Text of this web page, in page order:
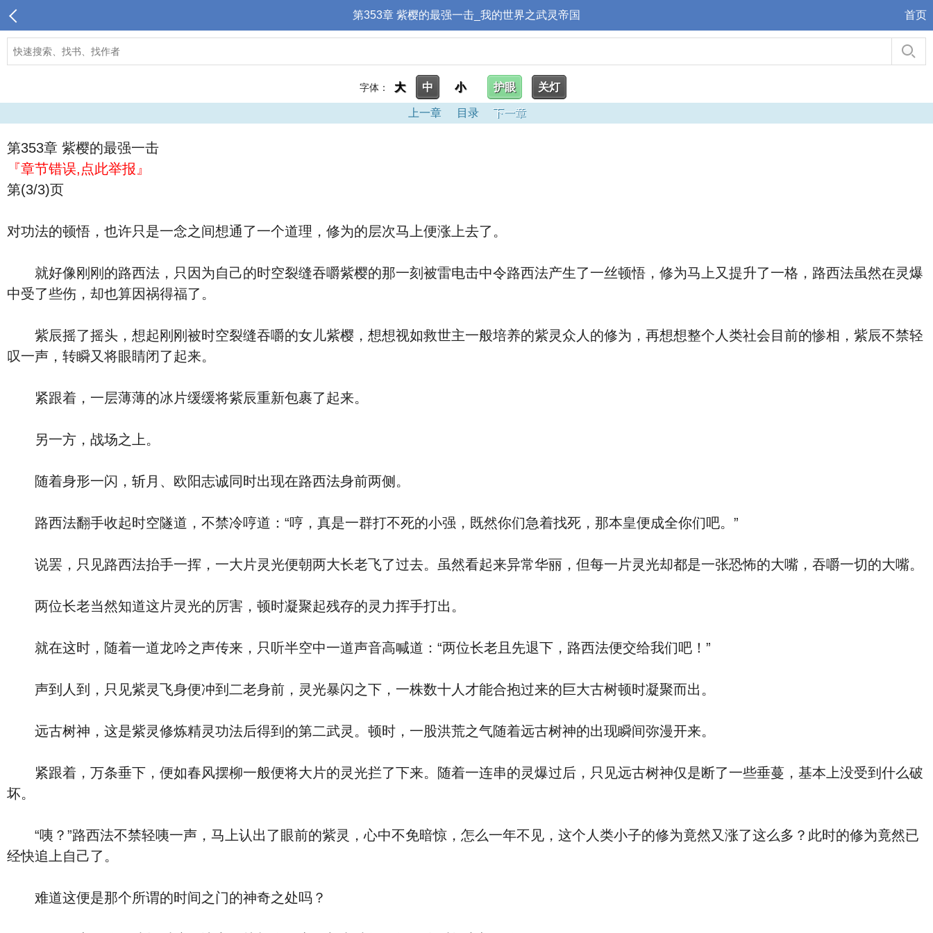
第353章 紫樱的最强一击_我的世界之武灵帝国 首页
字体： 大 中 小 护眼 关灯
上一章 目录 下一章
第353章 紫樱的最强一击
『章节错误,点此举报』
第(3/3)页
对功法的顿悟，也许只是一念之间想通了一个道理，修为的层次马上便涨上去了。
就好像刚刚的路西法，只因为自己的时空裂缝吞嚼紫樱的那一刻被雷电击中令路西法产生了一丝顿悟，修为马上又提升了一格，路西法虽然在灵爆
中受了些伤，却也算因祸得福了。
紫辰摇了摇头，想起刚刚被时空裂缝吞嚼的女儿紫樱，想想视如救世主一般培养的紫灵众人的修为，再想想整个人类社会目前的惨相，紫辰不禁轻
叹一声，转瞬又将眼睛闭了起来。
紧跟着，一层薄薄的冰片缓缓将紫辰重新包裹了起来。
另一方，战场之上。
随着身形一闪，斩月、欧阳志诚同时出现在路西法身前两侧。
路西法翻手收起时空隧道，不禁冷哼道：“哼，真是一群打不死的小强，既然你们急着找死，那本皇便成全你们吧。”
说罢，只见路西法抬手一挥，一大片灵光便朝两大长老飞了过去。虽然看起来异常华丽，但每一片灵光却都是一张恐怖的大嘴，吞嚼一切的大嘴。
两位长老当然知道这片灵光的厉害，顿时凝聚起残存的灵力挥手打出。
就在这时，随着一道龙吟之声传来，只听半空中一道声音高喊道：“两位长老且先退下，路西法便交给我们吧！”
声到人到，只见紫灵飞身便冲到二老身前，灵光暴闪之下，一株数十人才能合抱过来的巨大古树顿时凝聚而出。
远古树神，这是紫灵修炼精灵功法后得到的第二武灵。顿时，一股洪荒之气随着远古树神的出现瞬间弥漫开来。
紧跟着，万条垂下，便如春风摆柳一般便将大片的灵光拦了下来。随着一连串的灵爆过后，只见远古树神仅是断了一些垂蔓，基本上没受到什么破
坏。
“咦？”路西法不禁轻咦一声，马上认出了眼前的紫灵，心中不免暗惊，怎么一年不见，这个人类小子的修为竟然又涨了这么多？此时的修为竟然已
经快追上自己了。
难道这便是那个所谓的时间之门的神奇之处吗？